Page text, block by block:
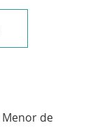
Menor de